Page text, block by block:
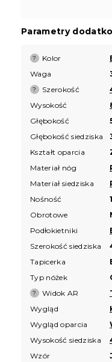
Parametry
? Kolor
Waga
? Szerokość
Wysokość
Głębokość
Głębokość siedziska
Kształt oparcia
Materiał nóg
Materiał siedziska
Nośność
Obrotowe
Podłokietniki
Szerokość siedziska
Tapicerka
Typ nóżek
? Widok AR
Wygląd
Wygląd oparcia
Wysokość siedziska
Wzór